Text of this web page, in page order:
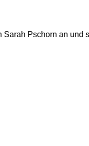
Pschorn an und